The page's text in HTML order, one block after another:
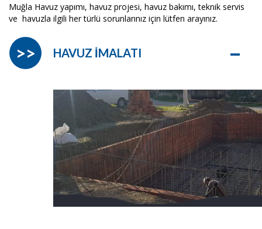
Muğla Havuz yapımı, havuz projesi, havuz bakımı, teknik servis
ve havuzla ilgili her türlü sorunlarınız için lütfen arayınız.
HAVUZ İMALATI –
>>